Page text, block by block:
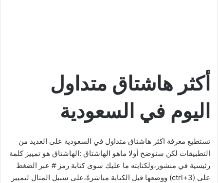
أكثر هاشتاق متداول
اليوم في السعودية
تستطيع معرفة اكثر هاشتاق متداول في السعودية على العديد من
التطبيقات لكن سنوضح أولا ماهو الهاشتاق :الهاشتاق هو تمييز كلمة
رئيسية في منشور،ولكتابته ما عليك سوى كتابة رمز # عبر الضغط
على (ctrl+3) ووضعها قبل الكتابة مباشرةً،على سبيل المثال لتمييز